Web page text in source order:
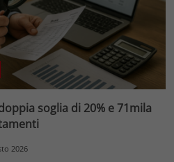
soglia di 20% e 71mila
2026